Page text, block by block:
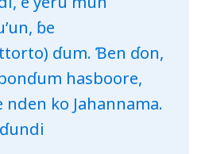
ɓe
ɗum. Ɓen ɗon,
hasboore,
nden ko Jahannama.